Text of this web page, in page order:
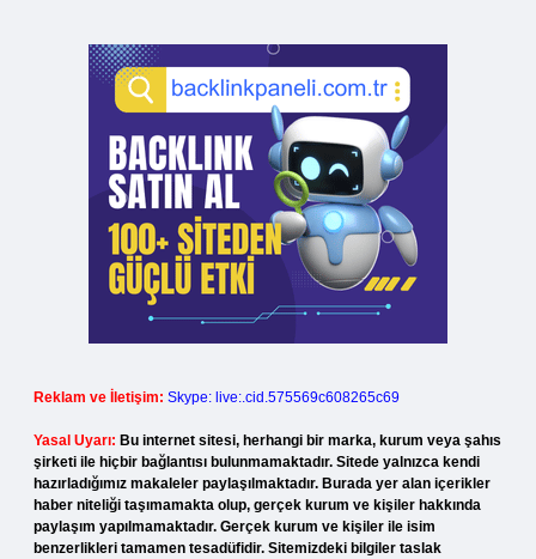
Reklam ve İletişim: Skype: live:.cid.575569c608265c69
Yasal Uyarı: Bu internet sitesi, herhangi bir marka, kurum veya şahıs
şirketi ile hiçbir bağlantısı bulunmamaktadır. Sitede yalnızca kendi
hazırladığımız makaleler paylaşılmaktadır. Burada yer alan içerikler
haber niteliği taşımamakta olup, gerçek kurum ve kişiler hakkında
paylaşım yapılmamaktadır. Gerçek kurum ve kişiler ile isim
benzerlikleri tamamen tesadüfidir. Sitemizdeki bilgiler taslak